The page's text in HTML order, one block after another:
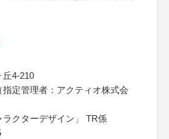
丘4-210
定管理者：アクティオ株式会
ラクターデザイン」 TR係